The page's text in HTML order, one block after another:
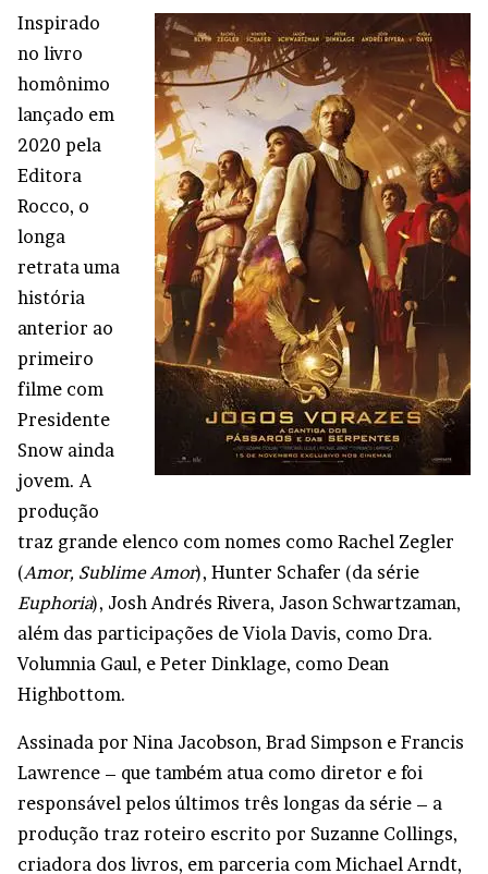
Inspirado
no livro
homônimo
lançado em
2020 pela
Editora
Rocco, o
longa
retrata uma
história
anterior ao
primeiro
filme com
Presidente
Snow ainda
jovem. A
produção
traz grande elenco com nomes como Rachel Zegler
(Amor, Sublime Amor), Hunter Schafer (da série
Euphoria), Josh Andrés Rivera, Jason Schwartzaman,
além das participações de Viola Davis, como Dra.
Volumnia Gaul, e Peter Dinklage, como Dean
Highbottom.
Assinada por Nina Jacobson, Brad Simpson e Francis
Lawrence – que também atua como diretor e foi
responsável pelos últimos três longas da série – a
produção traz roteiro escrito por Suzanne Collings,
criadora dos livros, em parceria com Michael Arndt,